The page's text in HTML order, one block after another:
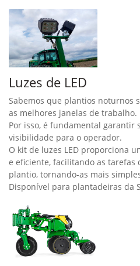
Luzes de LED
Sabemos que plantios noturnos
as melhores janelas de trabalho.
Por isso, é fundamental garantir
visibilidade para o operador.
O kit de luzes LED proporciona
e eficiente, facilitando as tarefas
plantio, tornando-as mais
Disponível para plantadeiras da